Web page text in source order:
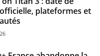
plateformes et